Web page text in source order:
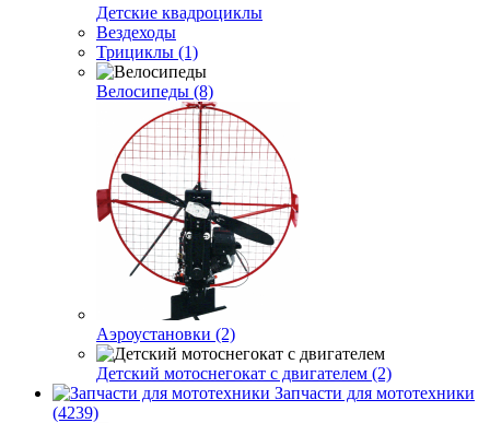
Детские квадроциклы
Вездеходы
Трициклы (1)
Велосипеды (8)
Аэроустановки (2)
Детский мотоснегокат с двигателем (2)
Запчасти для мототехники
(4239)